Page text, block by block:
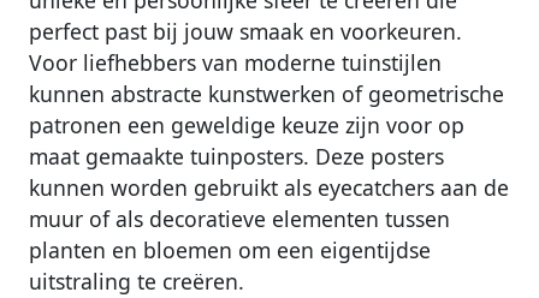
perfect past bij jouw smaak en voorkeuren.
Voor liefhebbers van moderne tuinstijlen
kunnen abstracte kunstwerken of geometrische
patronen een geweldige keuze zijn voor op
maat gemaakte tuinposters. Deze posters
kunnen worden gebruikt als eyecatchers aan de
muur of als decoratieve elementen tussen
planten en bloemen om een eigentijdse
uitstraling te creëren.